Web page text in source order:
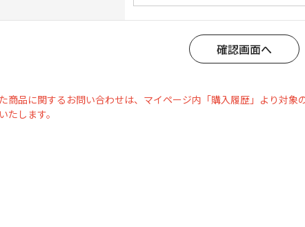
商品に関するお問い合わせは、マイページ内「購入履歴」より対象
たします。